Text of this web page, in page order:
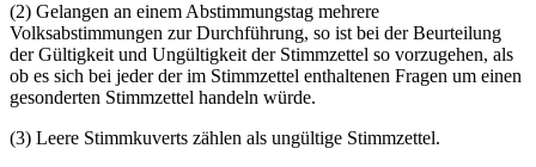
(2) Gelangen an einem Abstimmungstag mehrere
Volksabstimmungen zur Durchführung, so ist bei der Beurteilung
der Gültigkeit und Ungültigkeit der Stimmzettel so vorzugehen, als
ob es sich bei jeder der im Stimmzettel enthaltenen Fragen um einen
gesonderten Stimmzettel handeln würde.
(3) Leere Stimmkuverts zählen als ungültige Stimmzettel.